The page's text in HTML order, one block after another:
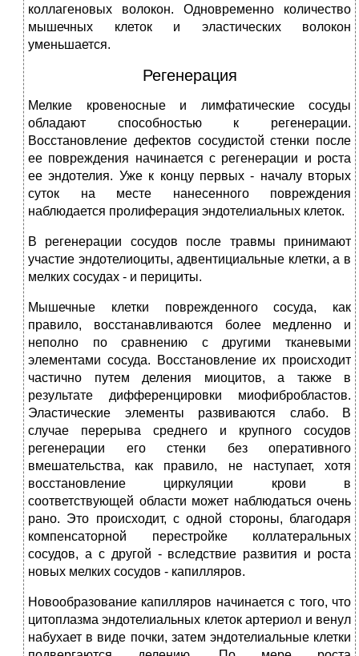
коллагеновых волокон. Одновременно количество
мышечных клеток и эластических волокон
уменьшается.
Регенерация
Мелкие кровеносные и лимфатические сосуды
обладают способностью к регенерации.
Восстановление дефектов сосудистой стенки после
ее повреждения начинается с регенерации и роста
ее эндотелия. Уже к концу первых - началу вторых
суток на месте нанесенного повреждения
наблюдается пролиферация эндотелиальных клеток.
В регенерации сосудов после травмы принимают
участие эндотелиоциты, адвентициальные клетки, а в
мелких сосудах - и перициты.
Мышечные клетки поврежденного сосуда, как
правило, восстанавливаются более медленно и
неполно по сравнению с другими тканевыми
элементами сосуда. Восстановление их происходит
частично путем деления миоцитов, а также в
результате дифференцировки миофибробластов.
Эластические элементы развиваются слабо. В
случае перерыва среднего и крупного сосудов
регенерации его стенки без оперативного
вмешательства, как правило, не наступает, хотя
восстановление циркуляции крови в
соответствующей области может наблюдаться очень
рано. Это происходит, с одной стороны, благодаря
компенсаторной перестройке коллатеральных
сосудов, а с другой - вследствие развития и роста
новых мелких сосудов - капилляров.
Новообразование капилляров начинается с того, что
цитоплазма эндотелиальных клеток артериол и венул
набухает в виде почки, затем эндотелиальные клетки